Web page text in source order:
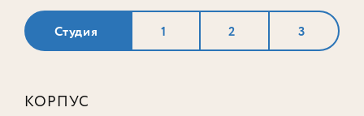
Студия 1 2 3
КОРПУС